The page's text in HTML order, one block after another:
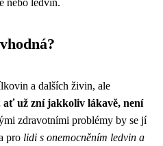
nebo ledvin.
a dalších živin, ale
ať už zní jakkoliv lákavě, není
zdravotními problémy by se jí
pro lidi s onemocněním ledvin a